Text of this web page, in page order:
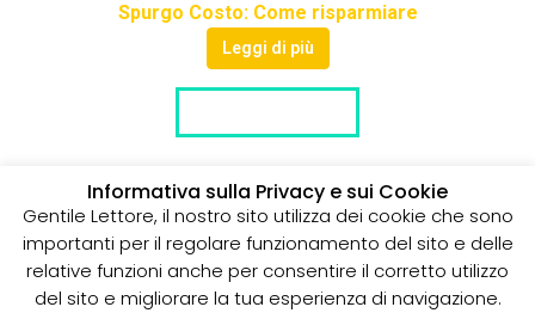
Spurgo Costo: Come risparmiare
Leggi di più
Informativa sulla Privacy e sui Cookie
Gentile Lettore, il nostro sito utilizza dei cookie che sono
importanti per il regolare funzionamento del sito e delle
relative funzioni anche per consentire il corretto utilizzo
del sito e migliorare la tua esperienza di navigazione.